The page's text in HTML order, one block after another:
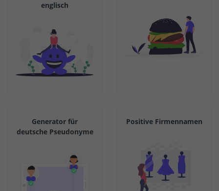
englisch
Generator für
deutsche Pseudonyme
Positive Firmennamen